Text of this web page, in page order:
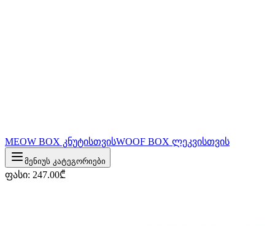
MEOW BOX კნუტისთვისWOOF BOX ლეკვისთვის
მენიუს კატეგორიები
ფასი: 247.00₾